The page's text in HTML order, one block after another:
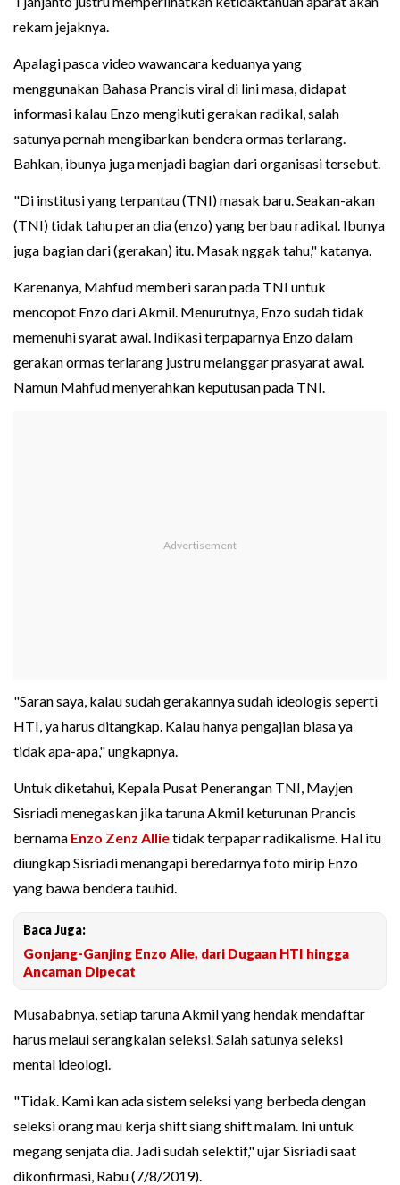
rekam jejaknya.
Apalagi pasca video wawancara keduanya yang
menggunakan Bahasa Prancis viral di lini masa, didapat
informasi kalau Enzo mengikuti gerakan radikal, salah
satunya pernah mengibarkan bendera ormas terlarang.
Bahkan, ibunya juga menjadi bagian dari organisasi tersebut.
"Di institusi yang terpantau (TNI) masak baru. Seakan-akan
(TNI) tidak tahu peran dia (enzo) yang berbau radikal. Ibunya
juga bagian dari (gerakan) itu. Masak nggak tahu," katanya.
Karenanya, Mahfud memberi saran pada TNI untuk
mencopot Enzo dari Akmil. Menurutnya, Enzo sudah tidak
memenuhi syarat awal. Indikasi terpaparnya Enzo dalam
gerakan ormas terlarang justru melanggar prasyarat awal.
Namun Mahfud menyerahkan keputusan pada TNI.
"Saran saya, kalau sudah gerakannya sudah ideologis seperti
HTI, ya harus ditangkap. Kalau hanya pengajian biasa ya
tidak apa-apa," ungkapnya.
Untuk diketahui, Kepala Pusat Penerangan TNI, Mayjen
Sisriadi menegaskan jika taruna Akmil keturunan Prancis
bernama Enzo Zenz Allietidak terpapar radikalisme. Hal itu
diungkap Sisriadi menangapi beredarnya foto mirip Enzo
yang bawa bendera tauhid.
Baca Juga:
Gonjang-Ganjing Enzo Alie, dari Dugaan HTI hingga
Ancaman Dipecat
Musababnya, setiap taruna Akmil yang hendak mendaftar
harus melaui serangkaian seleksi. Salah satunya seleksi
mental ideologi.
"Tidak. Kami kan ada sistem seleksi yang berbeda dengan
seleksi orang mau kerja shift siang shift malam. Ini untuk
megang senjata dia. Jadi sudah selektif," ujar Sisriadi saat
dikonfirmasi, Rabu (7/8/2019).